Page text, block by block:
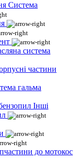
Система
система
частини
гальма
Інші
до мотокос